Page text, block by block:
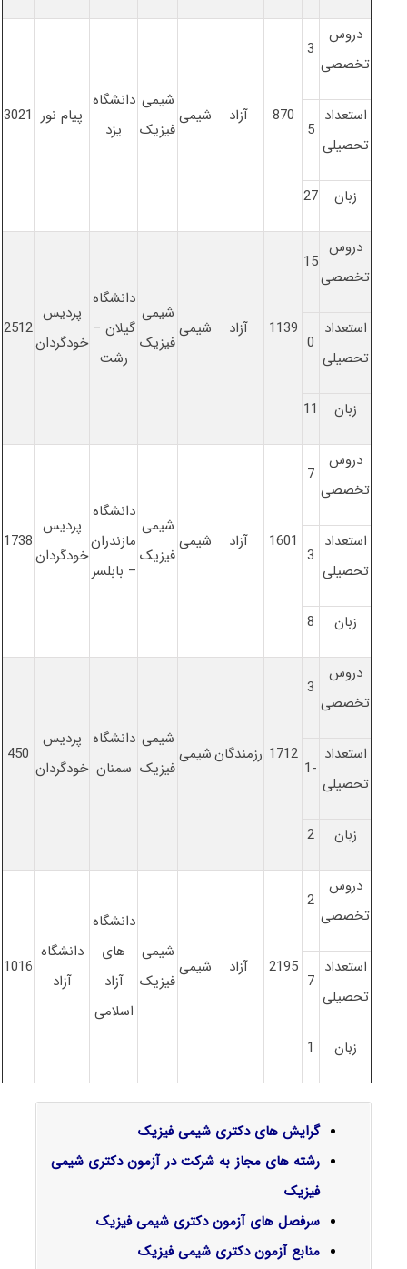
دروس
تخصصی
3
870 آزاد شیمی
شیمی
فیزیک
دانشگاه
یزد
پیام نور 3021
استعداد
تحصیلی
5
زبان 27
دروس
تخصصی
15
1139 آزاد شیمی
شیمی
فیزیک
دانشگاه
گیلان –
رشت
پردیس
خودگردان
2512
استعداد
تحصیلی
0
زبان 11
دروس
تخصصی
7
1601 آزاد شیمی
شیمی
فیزیک
دانشگاه
مازندران
– بابلسر
پردیس
خودگردان
1738
استعداد
تحصیلی
3
زبان 8
دروس
تخصصی
3
1712 رزمندگانشیمی
شیمی
فیزیک
دانشگاه
سمنان
پردیس
خودگردان
450
استعداد
تحصیلی
-1
زبان 2
دروس
تخصصی
2
2195 آزاد شیمی
شیمی
فیزیک
دانشگاه
های
آزاد
اسلامی
دانشگاه
آزاد
1016
استعداد
تحصیلی
7
زبان 1
گرایش‌ های دکتری شیمی فیزیک
رشته های مجاز به شرکت در آزمون دکتری شیمی
فیزیک
سرفصل‌ های آزمون دکتری شیمی فیزیک
منابع آزمون دکتری شیمی فیزیک